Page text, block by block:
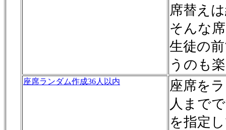
席替え
そんな
生徒の
うのも
座席ランダム作成36人以内
座席を
人まで
を指定